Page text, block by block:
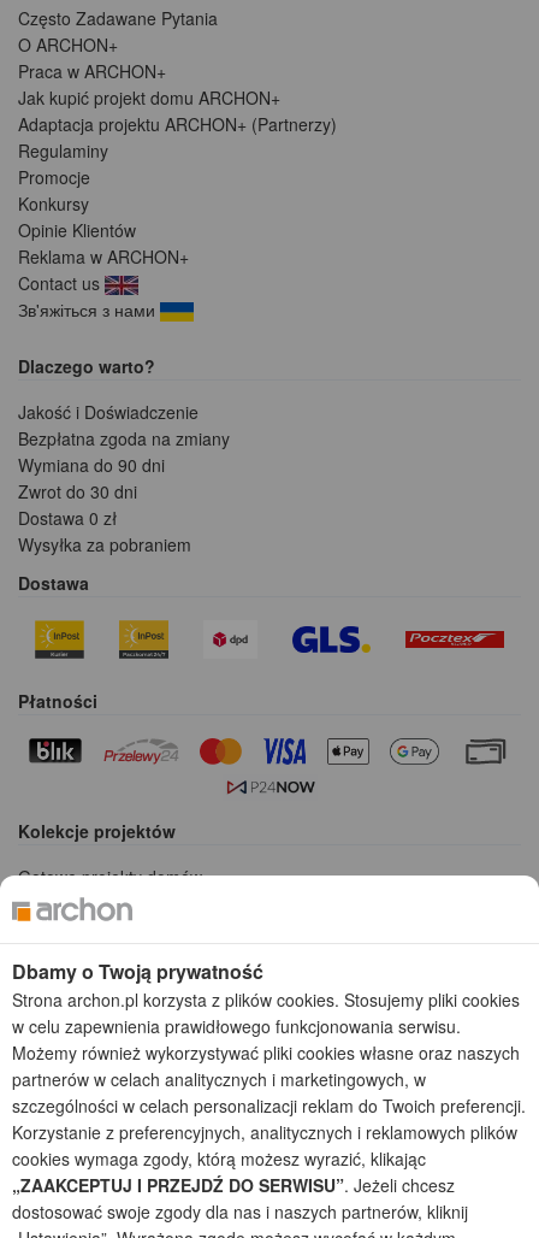
Często Zadawane Pytania
O ARCHON+
Praca w ARCHON+
Jak kupić projekt domu ARCHON+
Adaptacja projektu ARCHON+ (Partnerzy)
Regulaminy
Promocje
Konkursy
Opinie Klientów
Reklama w ARCHON+
Contact us
Зв'яжіться з нами
Dlaczego warto?
Jakość i Doświadczenie
Bezpłatna zgoda na zmiany
Wymiana do 90 dni
Zwrot do 30 dni
Dostawa 0 zł
Wysyłka za pobraniem
Dostawa
Płatności
Kolekcje projektów
Gotowe projekty domów
Projekty domów tanich w budowie
Projekty domów szeregowych
Projekty domów wielorodzinnych
Projekty domów bliźniaczych
Projekty domów nowoczesnych
Projekty domów parterowych
2026 © ARCHON+ Biuro Projektów - Tradycyjne i nowoczesne gotowe
projekty domów - autorska pracownia architektoniczna założona w 1990r.
przez arch. Barbarę Mendel
Z uwagi na ciągłe doskonalenie procesu powstawania projektów (zgodnie z
normą ISO 9001), prezentowane na stronie projekty domów mogą
nieznacznie różnić się od dokumentacji technicznej.
Dbamy o Twoją prywatność
Strona archon.pl korzysta z plików cookies. Stosujemy pliki cookies
w celu zapewnienia prawidłowego funkcjonowania serwisu.
Możemy również wykorzystywać pliki cookies własne oraz naszych
partnerów w celach analitycznych i marketingowych, w
szczególności w celach personalizacji reklam do Twoich preferencji.
Korzystanie z preferencyjnych, analitycznych i reklamowych plików
cookies wymaga zgody, którą możesz wyrazić, klikając
„ZAAKCEPTUJ I PRZEJDŹ DO SERWISU”. Jeżeli chcesz
dostosować swoje zgody dla nas i naszych partnerów, kliknij